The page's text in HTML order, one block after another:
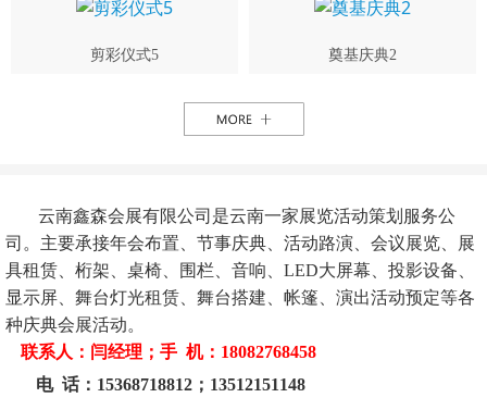
剪彩仪式5 奠基庆典2
云南鑫森会展有限公司是云南一家展览活动策划服务公
司。主要承接年会布置、节事庆典、活动路演、会议展览、展
具租赁、桁架、桌椅、围栏、音响、LED大屏幕、投影设备、
显示屏、舞台灯光租赁、舞台搭建、帐篷、演出活动预定等各
种庆典会展活动。
联系人：闫经理；手 机：18082768458
电 话：15368718812；13512151148